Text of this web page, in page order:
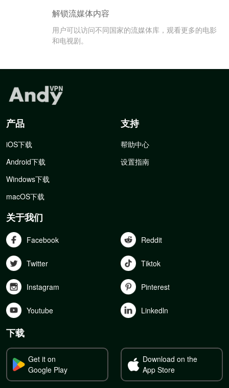
解锁流媒体内容
用户可以访问不同国家的流媒体库，观看更多的电影
和电视剧。
产品
iOS下载
Android下载
Windows下载
macOS下载
支持
帮助中心
设置指南
关于我们
Facebook Reddit
Twitter Tiktok
Instagram Pinterest
Youtube Linkedln
下载
Get it on
Google Play
Download on the
App Store